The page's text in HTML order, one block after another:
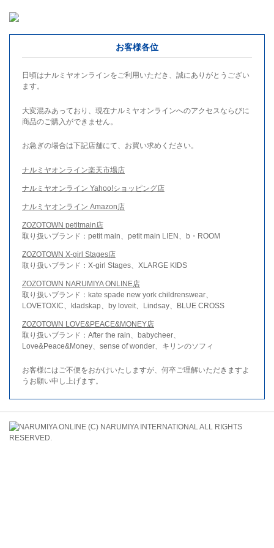
お客様各位
日頃はナルミヤオンラインをご利用いただき、誠にありがとうござい
ます。
大変混みあっており、現在ナルミヤオンラインへのアクセスならびに
商品のご購入ができません。
お急ぎの場合は下記店舗にて、お買い求めください。
ナルミヤオンライン楽天市場店
ナルミヤオンライン Yahoo!ショッピング店
ナルミヤオンライン Amazon店
ZOZOTOWN petitmain店
取り扱いブランド：petit main、petit main LIEN、b・ROOM
ZOZOTOWN X-girl Stages店
取り扱いブランド：X-girl Stages、XLARGE KIDS
ZOZOTOWN NARUMIYA ONLINE店
取り扱いブランド：kate spade new york childrenswear、
LOVETOXIC、kladskap、by loveit、Lindsay、BLUE CROSS
ZOZOTOWN LOVE&PEACE&MONEY店
取り扱いブランド：After the rain、babycheer、
Love&Peace&Money、sense of wonder、キリンのソフィ
お客様にはご不便をおかけいたしますが、何卒ご理解いただきますよ
うお願い申し上げます。